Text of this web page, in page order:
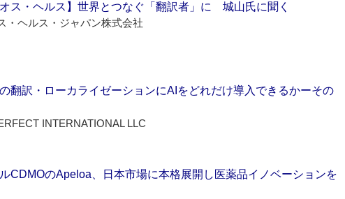
オス・ヘルス】世界とつなぐ「翻訳者」に 城山氏に聞く
・ヘルス・ジャパン株式会社
翻訳・ローカライゼーションにAIをどれだけ導入できるかーその
INTERNATIONAL LLC
CDMOのApeloa、日本市場に本格展開し医薬品イノベーションを